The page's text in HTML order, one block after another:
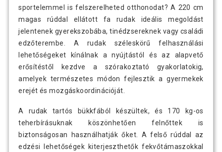
sportelemmel is felszerelheted otthonodat? A 220 cm
magas rúddal ellátott fa rudak ideális megoldást
jelentenek gyerekszobába, tinédzsereknek vagy családi
edzőterembe. A rudak széleskörű felhasználási
lehetőségeket kínálnak a nyújtástól és az alapvető
erősítéstől kezdve a szórakoztató gyakorlatokig,
amelyek természetes módon fejlesztik a gyermekek
erejét és mozgáskoordinációját.
A rudak tartós bükkfából készültek, és 170 kg-os
teherbírásuknak köszönhetően felnőttek is
biztonságosan használhatják őket. A felső rúddal az
edzési lehetőségek kiterjeszthetők fekvőtámaszokkal